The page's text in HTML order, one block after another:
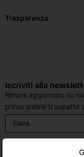
Trasparenza
Iscriviti alla
Rimani aggiornato su
primo ordine ti aspetta
accetti che i dati